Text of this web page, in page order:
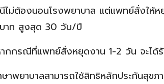
ม่ต้องนอนโรงพยาบาล แต่แพทย์สั่งให้ห
าท สูงสุด 30 วัน/ปี
กกรณีที่แพทย์สั่งหยุดงาน 1-2 วัน จะไ
าพยาบาลสามารถใช้สิทธิหลักประกันสุ